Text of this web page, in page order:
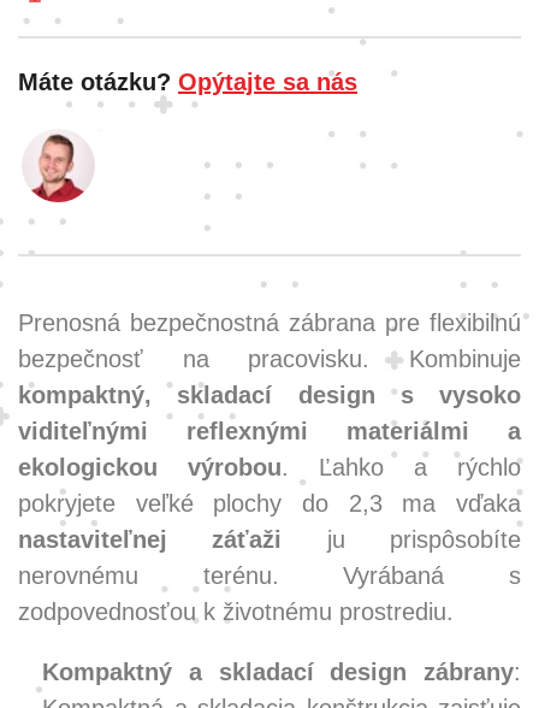
Máte otázku? Opýtajte sa nás
Prenosná bezpečnostná zábrana pre flexibilnú
bezpečnosť na pracovisku. Kombinuje
kompaktný, skladací design s vysoko
viditeľnými reflexnými materiálmi a
ekologickou výrobou. Ľahko a rýchlo
pokryjete veľké plochy do 2,3 ma vďaka
nastaviteľnej záťaži
ju prispôsobíte
nerovnému terénu. Vyrábaná s
zodpovednosťou k životnému prostrediu.
Kompaktný a skladací design zábrany: